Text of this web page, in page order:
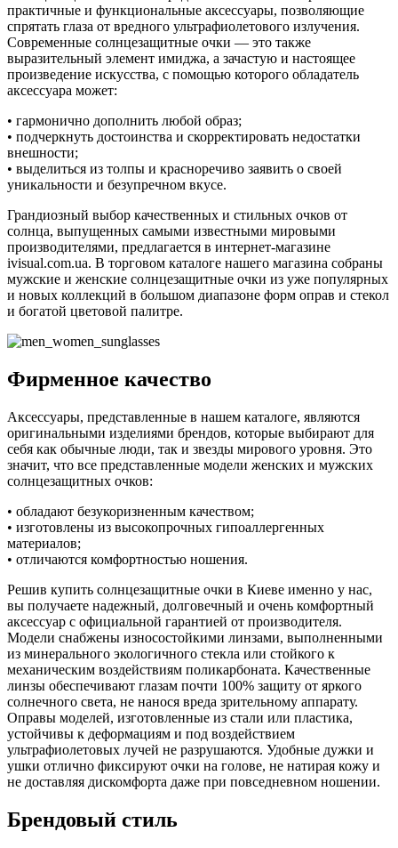
практичные и функциональные аксессуары, позволяющие
спрятать глаза от вредного ультрафиолетового излучения.
Современные солнцезащитные очки — это также
выразительный элемент имиджа, а зачастую и настоящее
произведение искусства, с помощью которого обладатель
аксессуара может:
• гармонично дополнить любой образ;
• подчеркнуть достоинства и скорректировать недостатки
внешности;
• выделиться из толпы и красноречиво заявить о своей
уникальности и безупречном вкусе.
Грандиозный выбор качественных и стильных очков от
солнца, выпущенных самыми известными мировыми
производителями, предлагается в интернет-магазине
ivisual.com.ua. В торговом каталоге нашего магазина собраны
мужские и женские солнцезащитные очки из уже популярных
и новых коллекций в большом диапазоне форм оправ и стекол
и богатой цветовой палитре.
Фирменное качество
Аксессуары, представленные в нашем каталоге, являются
оригинальными изделиями брендов, которые выбирают для
себя как обычные люди, так и звезды мирового уровня. Это
значит, что все представленные модели женских и мужских
солнцезащитных очков:
• обладают безукоризненным качеством;
• изготовлены из высокопрочных гипоаллергенных
материалов;
• отличаются комфортностью ношения.
Решив купить солнцезащитные очки в Киеве именно у нас,
вы получаете надежный, долговечный и очень комфортный
аксессуар с официальной гарантией от производителя.
Модели снабжены износостойкими линзами, выполненными
из минерального экологичного стекла или стойкого к
механическим воздействиям поликарбоната. Качественные
линзы обеспечивают глазам почти 100% защиту от яркого
солнечного света, не нанося вреда зрительному аппарату.
Оправы моделей, изготовленные из стали или пластика,
устойчивы к деформациям и под воздействием
ультрафиолетовых лучей не разрушаются. Удобные дужки и
ушки отлично фиксируют очки на голове, не натирая кожу и
не доставляя дискомфорта даже при повседневном ношении.
Брендовый стиль